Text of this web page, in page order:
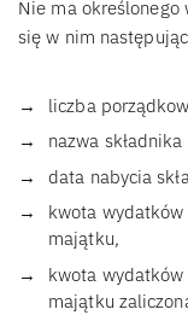
Nie ma określonego
się w nim
liczba
nazwa
data nabycia
kwota wydatków
majątku,
kwota wydatków
majątku